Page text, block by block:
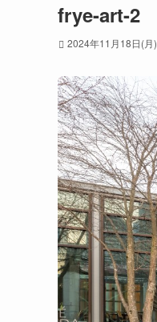
frye-art-2
2024年11月18日(月)